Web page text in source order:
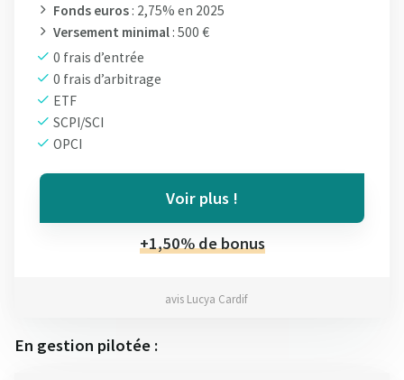
Fonds euros : 2,75% en 2025
Versement minimal : 500 €
0 frais d’entrée
0 frais d’arbitrage
ETF
SCPI/SCI
OPCI
Voir plus !
+1,50% de bonus
avis Lucya Cardif
En gestion pilotée :